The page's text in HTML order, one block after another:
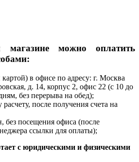
можно оплатить
в офисе по адресу: г. Москва
д. 14, корпус 2, офис 22 (с 10 до
без перерыва на обед);
после получения счета на
без посещения офиса (после
ссылки для оплаты);
с юридическими и физическими